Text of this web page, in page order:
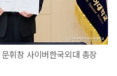
휘창 사이버한국외대 총장